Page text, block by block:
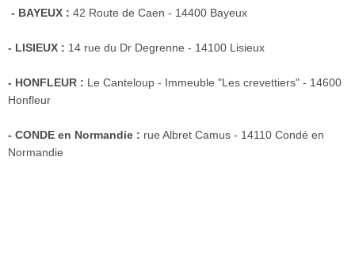
- BAYEUX : 42 Route de Caen - 14400 Bayeux
- LISIEUX : 14 rue du Dr Degrenne - 14100 Lisieux
- HONFLEUR : Le Canteloup - Immeuble "Les crevettiers" - 14600
Honfleur
- CONDE en Normandie : rue Albret Camus - 14110 Condé en
Normandie